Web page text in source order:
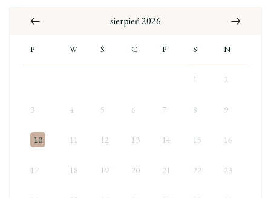
sierpień 2026
P W Ś C P S N
1 2
3 4 5 6 7 8 9
10 11 12 13 14 15 16
17 18 19 20 21 22 23